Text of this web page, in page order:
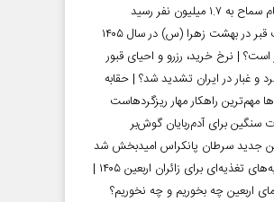
۱.۷ میلیون نفر رسید
قیمت قبر در بهشت زهرا (س) در سال ۱۴۰۵
| نرخ خرید، رزرو و احیای قبور
و غبار در ایران تشدید شد؟ | حقابه
مهم‌ترین راهکار مهار ریزگردهاست
سنگین برای آدم‌ربایان گوش‌بر
جدید سرطان پانکراس امیدبخش شد
توصیه‌های تغذیه‌ای برای زائران اربعین ۱۴۰۵ |
اربعین چه بخوریم و چه نخوریم؟